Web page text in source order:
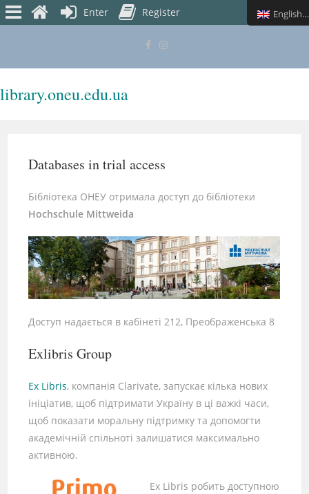
library.oneu.edu.ua
Databases in trial access
Бібліотека ОНЕУ отримала доступ до бібліотеки
Hochschule Mittweida
Доступ надається в кабінеті 212, Преображенська 8
Exlibris Group
Ex Libris, компанія Clarivate, запускає кілька нових
ініціатив, щоб підтримати Україну в ці важкі часи,
щоб показати моральну підтримку та допомогти
академічній спільноті залишатися максимально
активною.
Ex Libris робить доступною
Enter Register English (UK)